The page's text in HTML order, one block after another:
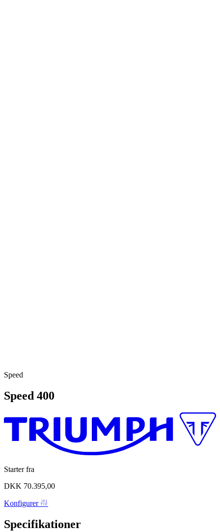
Speed
Speed 400
Starter fra
DKK 70.395,00
Konfigurer
Specifikationer